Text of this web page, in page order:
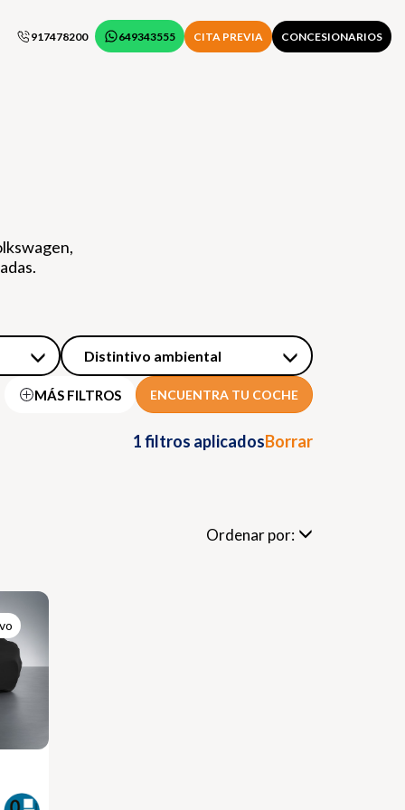
917478200 649343555 CITA PREVIA CONCESIONARIOS
Distintivo ambiental
MÁS FILTROS ENCUENTRA TU COCHE
1 filtros aplicadosBorrar
Ordenar por: